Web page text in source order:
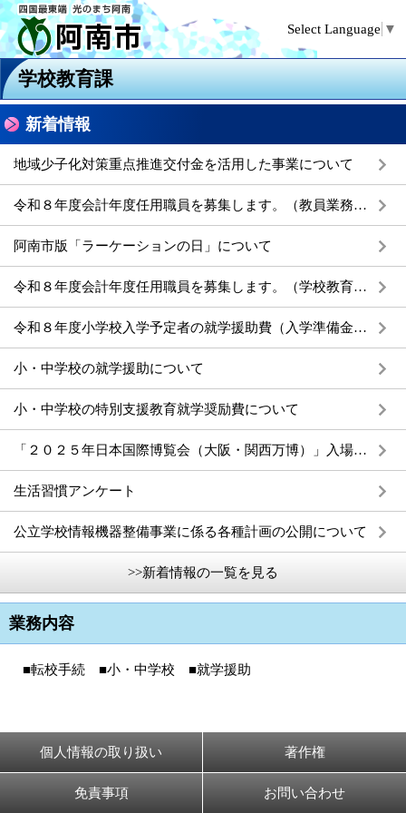
Select Language ▼
学校教育課
新着情報
地域少子化対策重点推進交付金を活用した事業について
令和８年度会計年度任用職員を募集します。（教員業務支援員）
阿南市版「ラーケーションの日」について
令和８年度会計年度任用職員を募集します。（学校教育支援員、ICT支援員、学校図書館サポーター、教員業務支援員）
令和８年度小学校入学予定者の就学援助費（入学準備金）の入学前支給の受付について
小・中学校の就学援助について
小・中学校の特別支援教育就学奨励費について
「２０２５年日本国際博覧会（大阪・関西万博）」入場チケット購入支援補助金について
生活習慣アンケート
公立学校情報機器整備事業に係る各種計画の公開について
>>新着情報の一覧を見る
業務内容
■転校手続 ■小・中学校 ■就学援助
個人情報の取り扱い 著作権
免責事項 お問い合わせ